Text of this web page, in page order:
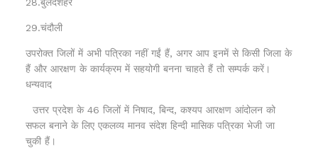
29.चंदौली
उपरोक्त जिलों में अभी पत्रिका नहीं गईं हैं, अगर आप इनमें से किसी जिला के
हैं और आरक्षण के कार्यक्रम में सहयोगी बनना चाहते हैं तो सम्पर्क करें।
धन्यवाद
उत्तर प्रदेश के 46 जिलों में निषाद, बिन्द, कश्यप आरक्षण आंदोलन को
सफल बनाने के लिए एकलव्य मानव संदेश हिन्दी मासिक पत्रिका भेजी जा
चुकी हैं।